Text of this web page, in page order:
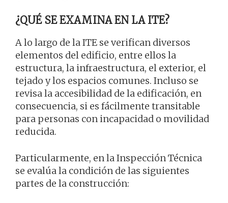
¿QUÉ SE EXAMINA EN LA ITE?
A lo largo de la ITE se verifican diversos
elementos del edificio, entre ellos la
estructura, la infraestructura, el exterior, el
tejado y los espacios comunes. Incluso se
revisa la accesibilidad de la edificación, en
consecuencia, si es fácilmente transitable
para personas con incapacidad o movilidad
reducida.
Particularmente, en la Inspección Técnica
se evalúa la condición de las siguientes
partes de la construcción: